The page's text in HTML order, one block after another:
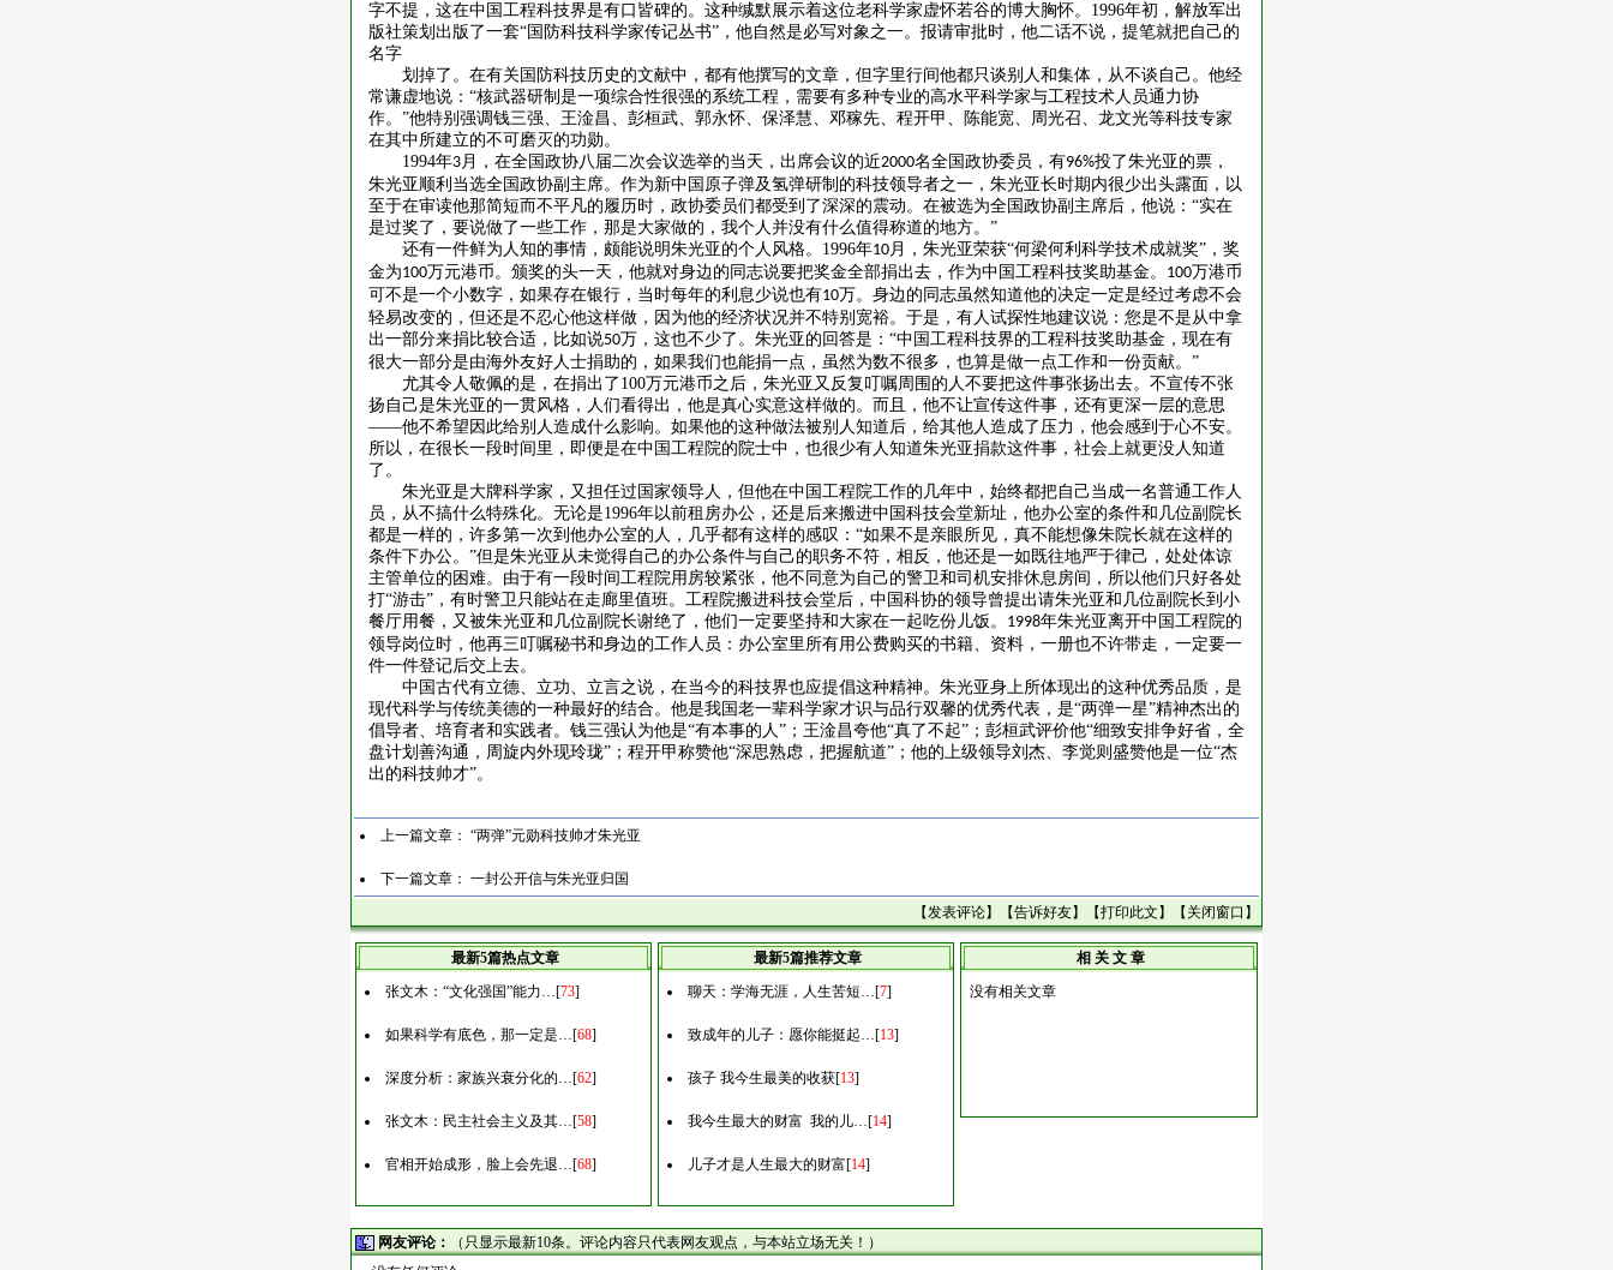
字不提，这在中国工程科技界是有口皆碑的。这种缄默展示着这位老科学家虚怀若谷的博大胸怀。 1996年初，解放军出
版社策划出版了一套“国防科技科学家传记丛书”，他自然是必写对象之一。报请审批时，他二话不说，提笔就把自己的
名字
划掉了。在有关国防科技历史的文献中，都有他撰写的文章，但字里行间他都只谈别人和集体，从不谈自己。他经
常谦虚地说： “核武器研制是一项综合性很强的系统工程，需要有多种专业的高水平科学家与工程技术人员通力协
作。”他特别强调钱三强、王淦昌、彭桓武、郭永怀、保泽慧、邓稼先、程开甲、陈能宽、周光召、龙文光等科技专家
在其中所建立的不可磨灭的功勋。
1994年3月，在全国政协八届二次会议选举的当天，出席会议的近2000名全国政协委员，有96%投了朱光亚的票，
朱光亚顺利当选全国政协副主席。作为新中国原子弹及氢弹研制的科技领导者之一，朱光亚长时期内很少出头露面，以
至于在审读他那简短而不平凡的履历时，政协委员们都受到了深深的震动。在被选为全国政协副主席后，他说：“实在
是过奖了，要说做了一些工作，那是大家做的，我个人并没有什么值得称道的地方。”
还有一件鲜为人知的事情，颇能说明朱光亚的个人风格。 1996年10月，朱光亚荣获“何梁何利科学技术成就奖”，奖
金为100万元港币。颁奖的头一天，他就对身边的同志说要把奖金全部捐出去，作为中国工程科技奖助基金。 100万港币
可不是一个小数字，如果存在银行，当时每年的利息少说也有10万。身边的同志虽然知道他的决定一定是经过考虑不会
轻易改变的，但还是不忍心他这样做，因为他的经济状况并不特别宽裕。于是，有人试探性地建议说：您是不是从中拿
出一部分来捐比较合适，比如说50万，这也不少了。朱光亚的回答是：“中国工程科技界的工程科技奖助基金，现在有
很大一部分是由海外友好人士捐助的，如果我们也能捐一点，虽然为数不很多，也算是做一点工作和一份贡献。”
尤其令人敬佩的是，在捐出了 100万元港币之后，朱光亚又反复叮嘱周围的人不要把这件事张扬出去。不宣传不张
扬自己是朱光亚的一贯风格，人们看得出，他是真心实意这样做的。而且，他不让宣传这件事，还有更深一层的意思
——他不希望因此给别人造成什么影响。如果他的这种做法被别人知道后，给其他人造成了压力，他会感到于心不安。
所以，在很长一段时间里，即便是在中国工程院的院士中，也很少有人知道朱光亚捐款这件事，社会上就更没人知道
了。
朱光亚是大牌科学家，又担任过国家领导人，但他在中国工程院工作的几年中，始终都把自己当成一名普通工作人
员，从不搞什么特殊化。无论是1996年以前租房办公，还是后来搬进中国科技会堂新址，他办公室的条件和几位副院长
都是一样的，许多第一次到他办公室的人，几乎都有这样的感叹：“如果不是亲眼所见，真不能想像朱院长就在这样的
条件下办公。”但是朱光亚从未觉得自己的办公条件与自己的职务不符，相反，他还是一如既往地严于律己，处处体谅
主管单位的困难。由于有一段时间工程院用房较紧张，他不同意为自己的警卫和司机安排休息房间，所以他们只好各处
打“游击”，有时警卫只能站在走廊里值班。工程院搬进科技会堂后，中国科协的领导曾提出请朱光亚和几位副院长到小
餐厅用餐，又被朱光亚和几位副院长谢绝了，他们一定要坚持和大家在一起吃份儿饭。 1998年朱光亚离开中国工程院的
领导岗位时，他再三叮嘱秘书和身边的工作人员：办公室里所有用公费购买的书籍、资料，一册也不许带走，一定要一
件一件登记后交上去。
中国古代有立德、立功、立言之说，在当今的科技界也应提倡这种精神。朱光亚身上所体现出的这种优秀品质，是
现代科学与传统美德的一种最好的结合。他是我国老一辈科学家才识与品行双馨的优秀代表，是“两弹一星”精神杰出的
倡导者、培育者和实践者。钱三强认为他是“有本事的人”；王淦昌夸他“真了不起”；彭桓武评价他“细致安排争好省，全
盘计划善沟通，周旋内外现玲珑”；程开甲称赞他“深思熟虑，把握航道”；他的上级领导刘杰、李觉则盛赞他是一位“杰
出的科技帅才”。
上一篇文章： “两弹”元勋科技帅才朱光亚
下一篇文章： 一封公开信与朱光亚归国
【发表评论】【告诉好友】【打印此文 】【 关闭窗口 】
最新5篇热点文章
张文木：“文化强国”能力…[73]
如果科学有底色，那一定是…[68]
深度分析：家族兴衰分化的…[62]
张文木：民主社会主义及其…[58]
官相开始成形，脸上会先退…[68]
最新5篇推荐文章
聊天：学海无涯，人生苦短…[7]
致成年的儿子：愿你能挺起…[13]
孩子 我今生最美的收获[13]
我今生最大的财富 我的儿…[14]
儿子才是人生最大的财富[14]
相 关 文 章
没有相关文章
网友评论：
（只显示最新10条。评论内容只代表网友观点，与本站立场无关！）